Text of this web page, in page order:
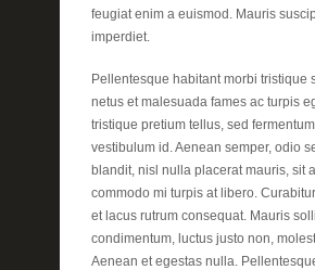
feugiat enim a euismod. Mauris
imperdiet.
Pellentesque habitant morbi tristique
netus et malesuada fames ac turpis
tristique pretium tellus, sed
vestibulum id. Aenean semper, odio
blandit, nisl nulla placerat mauris, sit
commodo mi turpis at libero.
et lacus rutrum consequat. Mauris
condimentum, luctus justo non,
Aenean et egestas nulla.